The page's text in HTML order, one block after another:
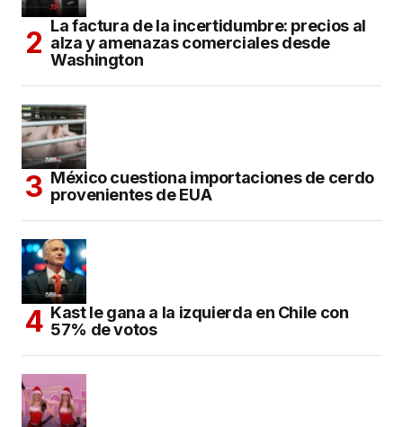
La factura de la incertidumbre: precios al
alza y amenazas comerciales desde
Washington
México cuestiona importaciones de cerdo
provenientes de EUA
Kast le gana a la izquierda en Chile con
57% de votos